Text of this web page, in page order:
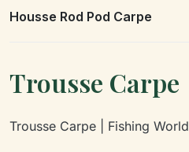
Housse Rod Pod Carpe
Trousse Carpe
Trousse Carpe | Fishing World